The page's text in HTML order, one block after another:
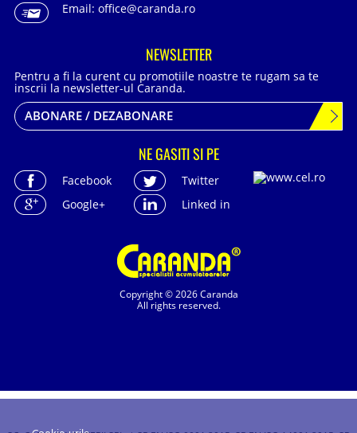
Copyright © 2026 Caranda
All rights reserved.
Email: office@caranda.ro
NEWSLETTER
Pentru a fi la curent cu promotiile noastre te rugam sa te
inscrii la newsletter-ul Caranda.
ABONARE / DEZABONARE
NE GASITI SI PE
Facebook
Twitter
Google+
Linked in